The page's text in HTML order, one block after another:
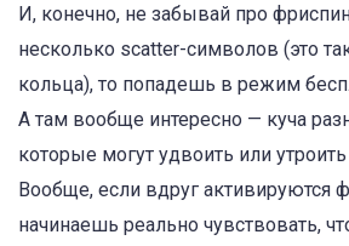
И, конечно, не забывай про
несколько scatter-символов (это
кольца), то попадешь в режим
А там вообще интересно — куча
которые могут удвоить или
Вообще, если вдруг активируются
начинаешь реально чувствовать,